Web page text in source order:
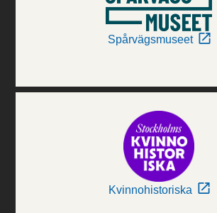
Spårvägsmuseet
Kvinnohistoriska